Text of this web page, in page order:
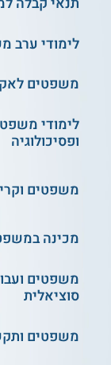
לימודי ערב
משפטים
לימודי
ופסיכולוגיה
משפטים
מכינה
משפטים
סוציאלית
משפטים